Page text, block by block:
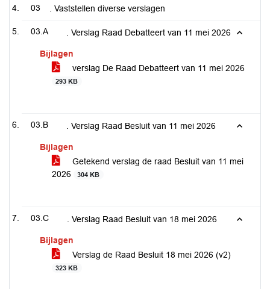
03 . Vaststellen diverse verslagen
03.A . Verslag Raad Debatteert van 11 mei 2026
Bijlagen
verslag De Raad Debatteert van 11 mei 2026
293 KB
03.B . Verslag Raad Besluit van 11 mei 2026
Bijlagen
Getekend verslag de raad Besluit van 11 mei
2026
304 KB
03.C . Verslag Raad Besluit van 18 mei 2026
Bijlagen
Verslag de Raad Besluit 18 mei 2026 (v2)
323 KB